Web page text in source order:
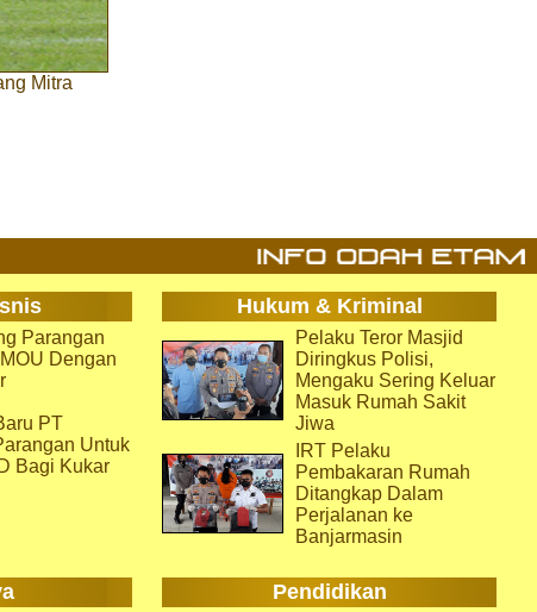
Mitra
Hukum & Kriminal
Parangan
Dengan
PT
Untuk
Bagi Kukar
Pelaku Teror Masjid
Diringkus Polisi,
Mengaku Sering Keluar
Masuk Rumah Sakit
Jiwa
IRT Pelaku
Pembakaran Rumah
Ditangkap Dalam
Perjalanan ke
Banjarmasin
Pendidikan